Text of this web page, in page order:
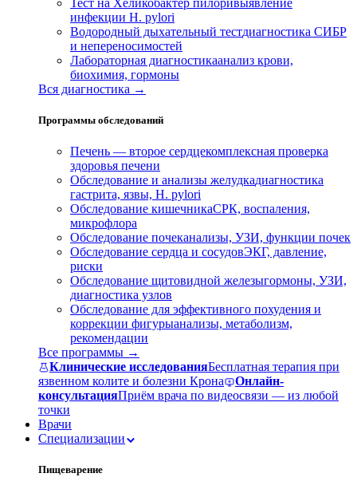
инфекции H. pylori
Водородный дыхательный тестдиагностика СИБР
и непереносимостей
Лабораторная диагностикаанализ крови,
биохимия, гормоны
Вся диагностика →
Программы обследований
Печень — второе сердцекомплексная проверка
здоровья печени
Обследование и анализы желудкадиагностика
гастрита, язвы, H. pylori
Обследование кишечникаСРК, воспаления,
микрофлора
Обследование почеканализы, УЗИ, функции почек
Обследование сердца и сосудовЭКГ, давление,
риски
Обследование щитовидной железыгормоны, УЗИ,
диагностика узлов
Обследование для эффективного похудения и
коррекции фигурыанализы, метаболизм,
рекомендации
Все программы →
Клинические исследованияБесплатная терапия при
язвенном колите и болезни Крона
Онлайн-
консультацияПриём врача по видеосвязи — из любой
точки
Врачи
Специализации
Пищеварение